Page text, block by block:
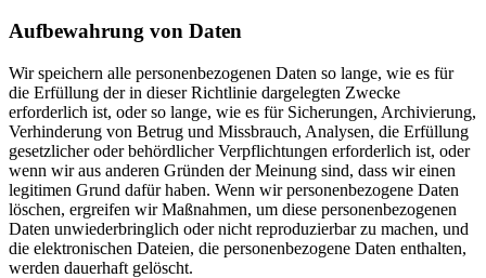
Aufbewahrung von Daten
Wir speichern alle personenbezogenen Daten so lange, wie es für
die Erfüllung der in dieser Richtlinie dargelegten Zwecke
erforderlich ist, oder so lange, wie es für Sicherungen, Archivierung,
Verhinderung von Betrug und Missbrauch, Analysen, die Erfüllung
gesetzlicher oder behördlicher Verpflichtungen erforderlich ist, oder
wenn wir aus anderen Gründen der Meinung sind, dass wir einen
legitimen Grund dafür haben. Wenn wir personenbezogene Daten
löschen, ergreifen wir Maßnahmen, um diese personenbezogenen
Daten unwiederbringlich oder nicht reproduzierbar zu machen, und
die elektronischen Dateien, die personenbezogene Daten enthalten,
werden dauerhaft gelöscht.